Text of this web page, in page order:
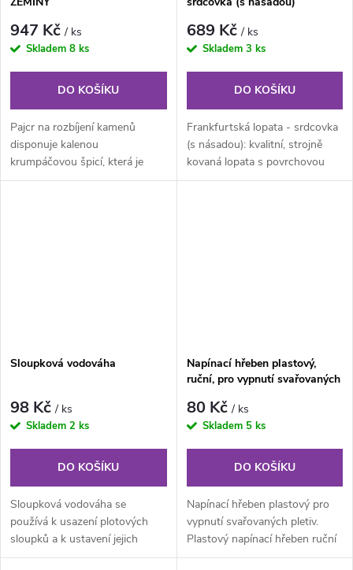
947 Kč/ ks
Skladem 8 ks
DO KOŠÍKU
Pajcr na rozbíjení kamenů
disponuje kalenou
krumpáčovou špicí, která je
navařená na silnostěnné
689 Kč/ ks
Skladem 3 ks
DO KOŠÍKU
Frankfurtská lopata - srdcovka
(s násadou): kvalitní, strojně
kovaná lopata s povrchovou
úpravou práškovaným lakem....
Sloupková vodováha
98 Kč/ ks
Skladem 2 ks
DO KOŠÍKU
Sloupková vodováha se
používá k usazení plotových
sloupků a k ustavení jejich
svislosti při betonáži. Své
Napínací hřeben plastový,
ruční, pro vypnutí svařovaných
80 Kč/ ks
Skladem 5 ks
DO KOŠÍKU
Napínací hřeben plastový pro
vypnutí svařovaných pletiv.
Plastový napínací hřeben ruční
je šikovná pomůcka pro...